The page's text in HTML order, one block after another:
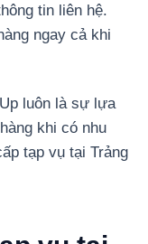
tin liên hệ.
ngay cả khi
luôn là sự lựa
khi có nhu
tạp vụ tại Trảng